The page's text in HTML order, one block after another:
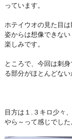
っています。
ホテイウオの見た目
姿からは想像できな
楽しみです。
ところで、今回は刺
る部分がほとんどない
目方は１.３キロ少々
やら～って感じでした